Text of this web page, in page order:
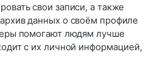
свои записи, а также
данных о своём профиле
помогают людям лучше
с их личной информацией,